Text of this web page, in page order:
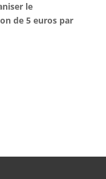
le
de 5 euros par